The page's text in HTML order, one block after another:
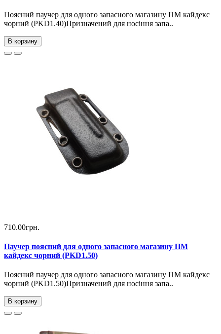
Поясний паучер для одного запасного магазину ПМ кайдекс
чорний (PKD1.40)Призначений для носіння запа..
В корзину
710.00грн.
Паучер поясний для одного запасного магазину ПМ
кайдекс чорний (PKD1.50)
Поясний паучер для одного запасного магазину ПМ кайдекс
чорний (PKD1.50)Призначений для носіння запа..
В корзину